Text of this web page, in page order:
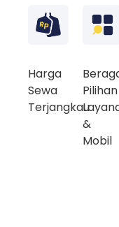
Harga
Sewa
Terjangkau
Pilihan
&
Mobil